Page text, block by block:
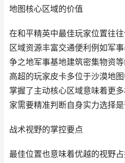
地图核心区域的价值
在和平精英中最佳玩家位置往
区域资源丰富交通便利例如军
争之地军事基地建筑密集物资
高超的玩家皮卡多位于沙漠地
掌握了主动核心区域意味着更
家需要精准判断自身实力选择
战术视野的掌控要点
最佳位置也意味着优越的视野